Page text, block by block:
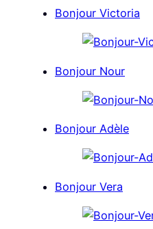
Bonjour Victoria
Bonjour Nour
Bonjour Adèle
Bonjour Vera